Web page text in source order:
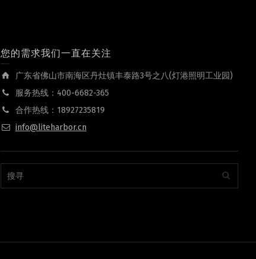
您的需求我们一直在关注
广东省佛山市南海区丹灶镇丰泰路3号之八(灯港照明工业园)
服务热线：400-6682-365
合作热线：18927235819
info@liteharbor.cn